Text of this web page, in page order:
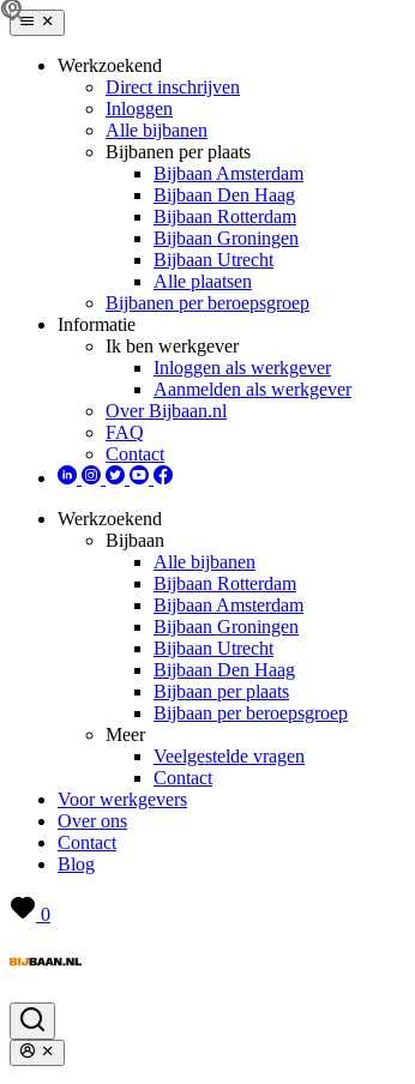
Werkzoekend
Direct inschrijven
Inloggen
Alle bijbanen
Bijbanen per plaats
Bijbaan Amsterdam
Bijbaan Den Haag
Bijbaan Rotterdam
Bijbaan Groningen
Bijbaan Utrecht
Alle plaatsen
Bijbanen per beroepsgroep
Informatie
Ik ben werkgever
Inloggen als werkgever
Aanmelden als werkgever
Over Bijbaan.nl
FAQ
Contact
Werkzoekend
Bijbaan
Alle bijbanen
Bijbaan Rotterdam
Bijbaan Amsterdam
Bijbaan Groningen
Bijbaan Utrecht
Bijbaan Den Haag
Bijbaan per plaats
Bijbaan per beroepsgroep
Meer
Veelgestelde vragen
Contact
Voor werkgevers
Over ons
Contact
Blog
0